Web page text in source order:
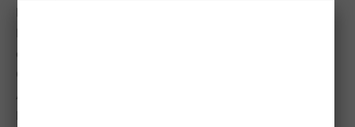
Promoção e organização: Francal Feiras
de Pneus
Cooperação:
ARESP – Associação das Empresas Reformadoras de